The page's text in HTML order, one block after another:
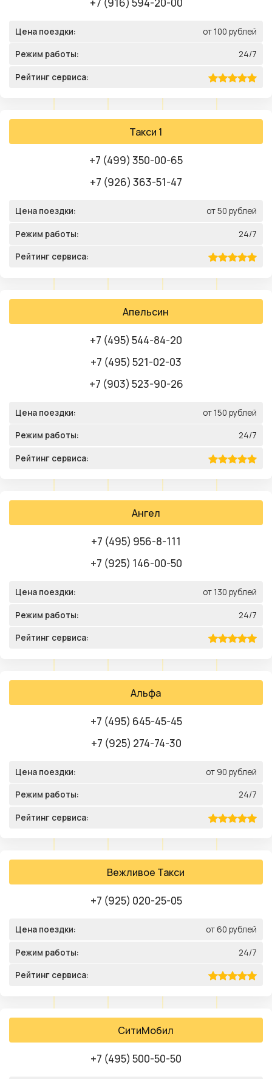
Цена поездки: от 100 рублей
Режим работы: 24/7
Рейтинг сервиса:
Такси 1
+7 (499) 350-00-65
+7 (926) 363-51-47
Цена поездки: от 50 рублей
Режим работы: 24/7
Рейтинг сервиса:
Апельсин
+7 (495) 544-84-20
+7 (495) 521-02-03
+7 (903) 523-90-26
Цена поездки: от 150 рублей
Режим работы: 24/7
Рейтинг сервиса:
Ангел
+7 (495) 956-8-111
+7 (925) 146-00-50
Цена поездки: от 130 рублей
Режим работы: 24/7
Рейтинг сервиса:
Альфа
+7 (495) 645-45-45
+7 (925) 274-74-30
Цена поездки: от 90 рублей
Режим работы: 24/7
Рейтинг сервиса:
Вежливое Такси
+7 (925) 020-25-05
Цена поездки: от 60 рублей
Режим работы: 24/7
Рейтинг сервиса:
СитиМобил
+7 (495) 500-50-50